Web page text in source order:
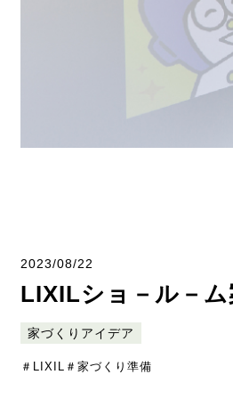
2023/08/22
LIXILショ－ル－ム
家づくりアイデア
＃LIXIL ＃家づくり準備